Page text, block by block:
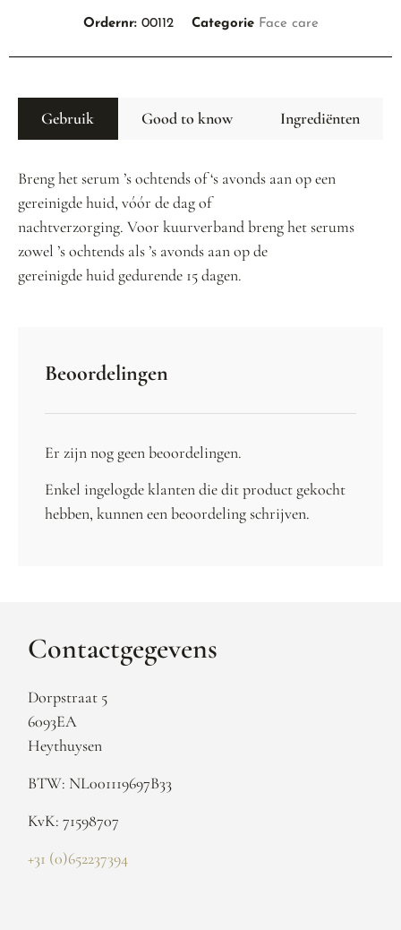
Ordernr: 00112 Categorie Face care
Gebruik Good to know Ingrediënten
Breng het serum ’s ochtends of ‘s avonds aan op een
gereinigde huid, vóór de dag of
nachtverzorging. Voor kuurverband breng het serums
zowel ’s ochtends als ’s avonds aan op de
gereinigde huid gedurende 15 dagen.
Beoordelingen
Er zijn nog geen beoordelingen.
Enkel ingelogde klanten die dit product gekocht
hebben, kunnen een beoordeling schrijven.
Contactgegevens
Dorpstraat 5
6093EA
Heythuysen
BTW: NL001119697B33
KvK: 71598707
+31 (0)652237394